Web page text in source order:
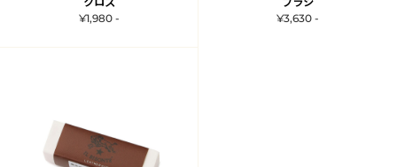
¥1,980 -
¥3,630 -